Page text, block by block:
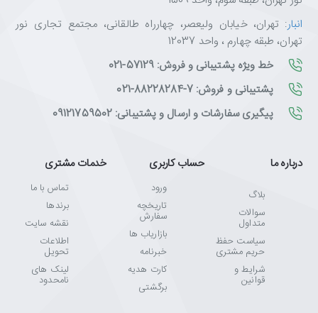
انبار: تهران، خیابان ولیعصر، چهارراه طالقانی، مجتمع تجاری نور
تهران، طبقه چهارم ، واحد 12037
خط ویژه پشتیبانی و فروش: 57129-021
پشتیبانی و فروش: 7-88228284-021
پیگیری سفارشات و ارسال و پشتیبانی: 09121759502
درباره ما
بلاگ
سوالات
متداول
سیاست حفظ
حریم مشتری
شرایط و
قوانین
حساب کاربری
ورود
تاریخچه
سفارش
بازاریاب ها
خبرنامه
کارت هدیه
برگشتی
خدمات مشتری
تماس با ما
برندها
نقشه سایت
اطلاعات
تحویل
لینک های
نامحدود